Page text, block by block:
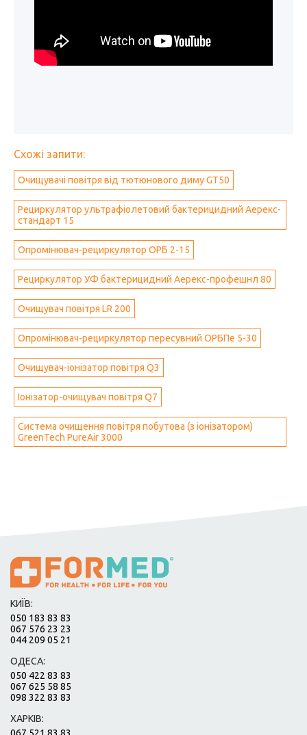
Схожі запити:
Очищувачі повітря від тютюнового диму GT50
Рециркулятор ультрафіолетовий бактерицидний Аерекс-
стандарт 15
Опромінювач-рециркулятор ОРБ 2-15
Рециркулятор УФ бактерицидний Аерекс-профешнл 80
Очищувач повітря LR 200
Опромінювач-рециркулятор пересувний ОРБПе 5-30
Очищувач-іонізатор повітря Q3
Іонізатор-очищувач повітря Q7
Система очищення повітря побутова (з іонізатором)
GreenTech PureAir 3000
КИЇВ:
050 183 83 83
067 576 23 23
044 209 05 21
ОДЕСА:
050 422 83 83
067 625 58 85
098 322 83 83
ХАРКІВ: